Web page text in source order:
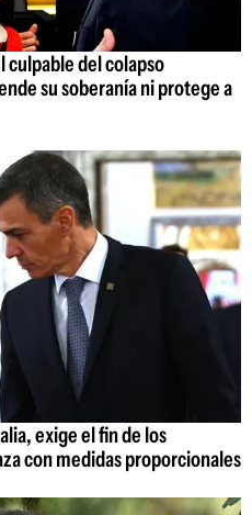
culpable del colapso
su soberanía ni protege a
exige el fin de los
con medidas proporcionales